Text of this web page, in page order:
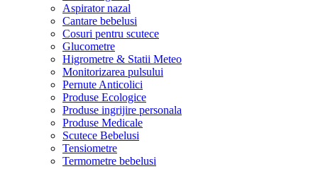
Aspirator nazal
Cantare bebelusi
Cosuri pentru scutece
Glucometre
Higrometre & Statii Meteo
Monitorizarea pulsului
Pernute Anticolici
Produse Ecologice
Produse ingrijire personala
Produse Medicale
Scutece Bebelusi
Tensiometre
Termometre bebelusi